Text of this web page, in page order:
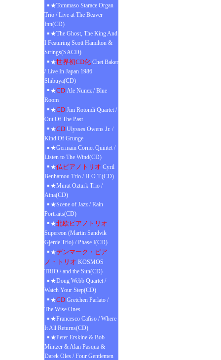
★Tommaso Starace Organ
Trio / Live at The Beaver
Inn(CD)
★The Ghost, The King And
I Featuring Scott Hamilton &
Strings(SACD)
★世界初CD化 Chet Baker
/ Live In Japan 1986
Shibuya(CD)
★CD Ale Nunez / Blue
Room
★CD Jim Rotondi Quartet /
Out Of The Past
★CD Ulysses Owens Jr. /
Kind Of Grunge
★Germain Cornet Quintet /
Listen to The Wind(CD)
★仏ピアノトリオ Cyril
Benhamou Trio / H.O.T.(CD)
★Murat Ozturk Trio /
Aina(CD)
★Scene of Jazz / Rain
Portraits(CD)
★北欧ピアノトリオ
Supereon (Martin Sandvik
Gjerde Trio) / Phase I(CD)
★デンマーク・ピア
ノ・トリオ KOSMOS
TRIO / and the Sun(CD)
★Doug Webb Quartet /
Watch Your Step(CD)
★CD Gretchen Parlato /
The Wise Ones
★Francesco Cafiso / Where
It All Returns(CD)
★Peter Erskine & Bob
Mintzer & Alan Pasqua &
Darek Oles / Four Gentlemen